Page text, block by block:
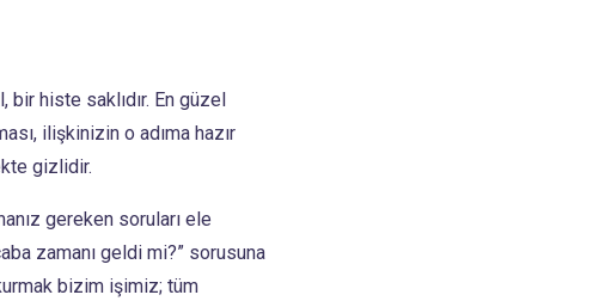
bir histe saklıdır. En güzel
ilişkinizin o adıma hazır
gizlidir.
gereken soruları ele
zamanı geldi mi?” sorusuna
bizim işimiz; tüm